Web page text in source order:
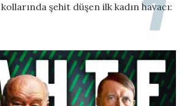
şehit düşen ilk kadın havacı: